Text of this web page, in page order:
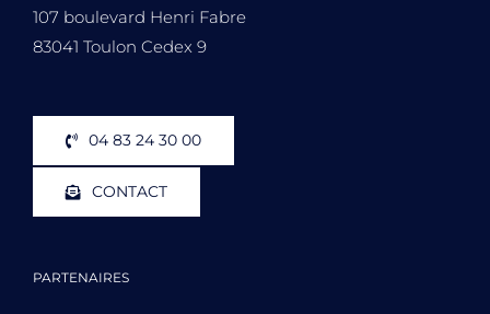
107 boulevard Henri Fabre
83041 Toulon Cedex 9
04 83 24 30 00
CONTACT
PARTENAIRES